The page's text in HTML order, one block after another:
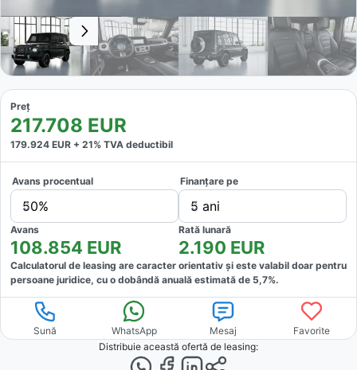
Preț
217.708 EUR
179.924 EUR + 21% TVA deductibil
Avans procentual
50%
Finanțare pe
5 ani
Avans
108.854 EUR
Rată lunară
2.190 EUR
Calculatorul de leasing are caracter orientativ și este valabil doar pentru
persoane juridice, cu o dobândă anuală estimată de 5,7%.
Sună WhatsApp Mesaj
Favorite
Distribuie această ofertă de leasing: